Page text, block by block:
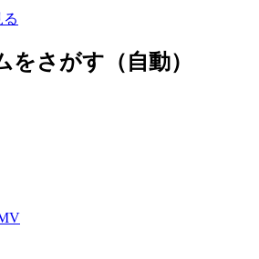
をさがす（自動）